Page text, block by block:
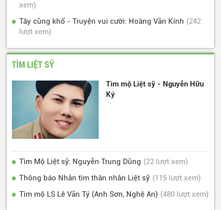
xem)
Tây cũng khổ - Truyện vui cười: Hoàng Văn Kính (242
lượt xem)
TÌM LIỆT SỸ
Tìm mộ Liệt sỹ - Nguyễn Hữu
Ký
Tìm Mộ Liệt sỹ: Nguyễn Trung Dũng (22 lượt xem)
Thông báo Nhắn tìm thân nhân Liệt sỹ (115 lượt xem)
Tìm mộ LS Lê Văn Tý (Anh Sơn, Nghệ An) (480 lượt xem)